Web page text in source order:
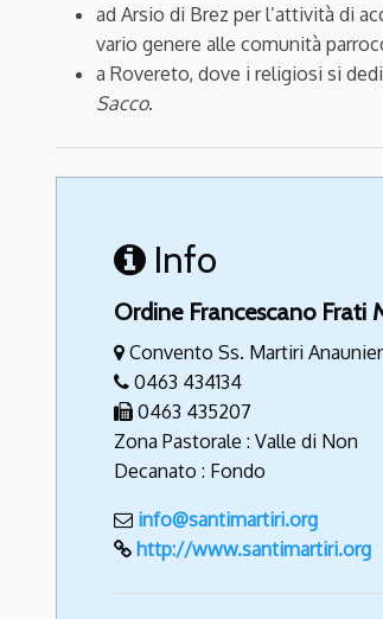
ad Arsio di Brez per l’attività di
vario genere alle comunità
a Rovereto, dove i religiosi si
Sacco.
Info
Ordine Francescano Frati
Convento Ss. Martiri
0463 434134
0463 435207
Zona Pastorale : Valle di Non
Decanato : Fondo
info@santimartiri.org
http://www.santimartiri.org